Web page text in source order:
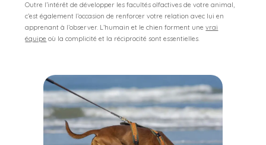
Outre l’intérêt de développer les facultés olfactives de votre animal,
c’est également l’occasion de renforcer votre relation avec lui en
apprenantà l’observer. L’humain et le chien forment unevrai
équipe où la complicité et la réciprocité sont essentielles.